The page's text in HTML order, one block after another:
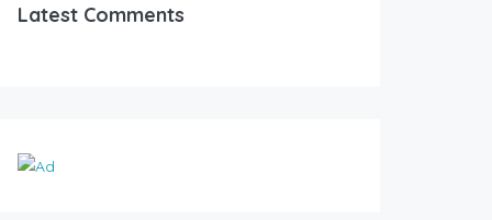
Latest Comments